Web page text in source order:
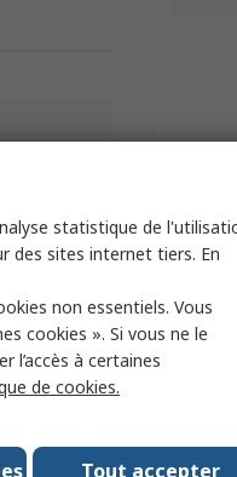
statistique de
des sites internet tiers. En
non essentiels. Vous
cookies ». Si vous ne le
l’accès à certaines
de cookies.
Tout accepter